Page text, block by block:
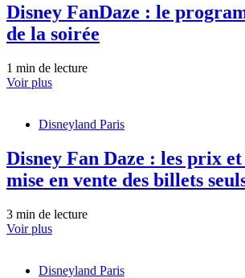
Disney FanDaze : le
de la soirée
1 min de lecture
Voir plus
Disneyland Paris
Disney Fan Daze : les prix
mise en vente des billets
3 min de lecture
Voir plus
Disneyland Paris